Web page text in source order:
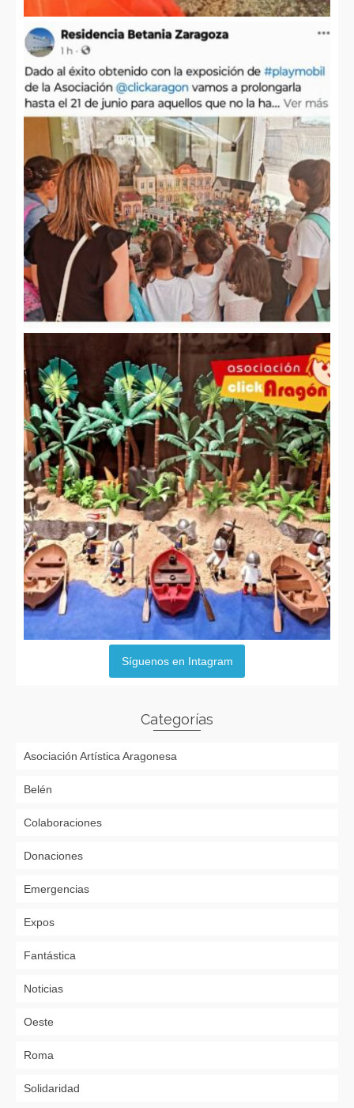
Síguenos en Intagram
Categorías
Asociación Artística Aragonesa
Belén
Colaboraciones
Donaciones
Emergencias
Expos
Fantástica
Noticias
Oeste
Roma
Solidaridad